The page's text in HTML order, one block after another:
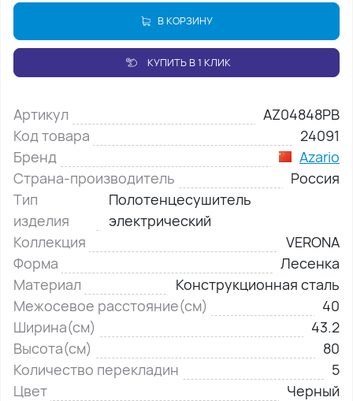
В КОРЗИНУ
КУПИТЬ В 1 КЛИК
Артикул
AZ04848PB
Код товара
24091
Бренд
Azario
Страна-производитель
Россия
Тип
изделия
Полотенцесушитель
электрический
Коллекция
VERONA
Форма
Лесенка
Материал
Конструкционная сталь
Межосевое расстояние(см)
40
Ширина(см)
43.2
Высота(см)
80
Количество перекладин
5
Цвет
Черный